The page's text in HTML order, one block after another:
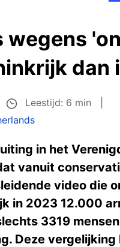
wegens
dan
Leestijd: 6 min
in het
vanuit
video die
in 2023 12.000
3319
Deze vergelijking